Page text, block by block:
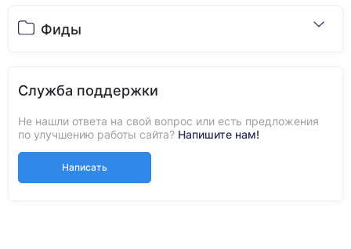
Фиды
Служба поддержки
Не нашли ответа на свой вопрос или есть предложения
по улучшению работы сайта? Напишите нам!
Написать